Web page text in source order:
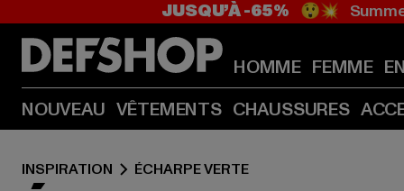
JUSQU’À -65% 😲💥
HOMME FEMME
NOUVEAU VÊTEMENTS CHAUSSURES
INSPIRATION ÉCHARPE VERTE